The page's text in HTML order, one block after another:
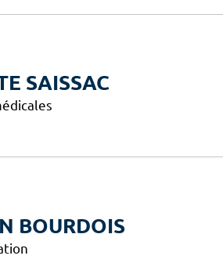
SAISSAC
BOURDOIS